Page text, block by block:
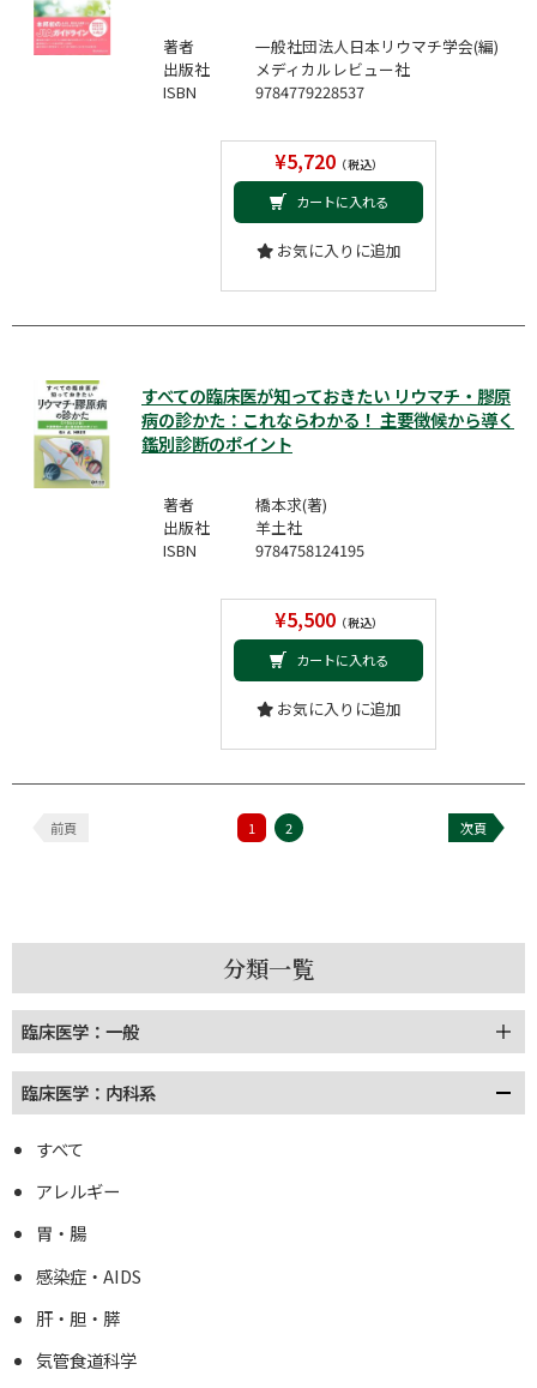
著者
一般社団法人日本リウマチ学会(編)
出版社
メディカルレビュー社
ISBN
9784779228537
¥5,720（税込）
カートに入れる
お気に入りに追加
すべての臨床医が知っておきたい リウマチ・膠原
病の診かた：これならわかる！ 主要徴候から導く
鑑別診断のポイント
著者
橋本求(著)
出版社
羊土社
ISBN
9784758124195
¥5,500（税込）
カートに入れる
お気に入りに追加
前頁 1 2 次頁
分類一覧
臨床医学：一般
臨床医学：内科系
すべて
アレルギー
胃・腸
感染症・AIDS
肝・胆・膵
気管食道科学